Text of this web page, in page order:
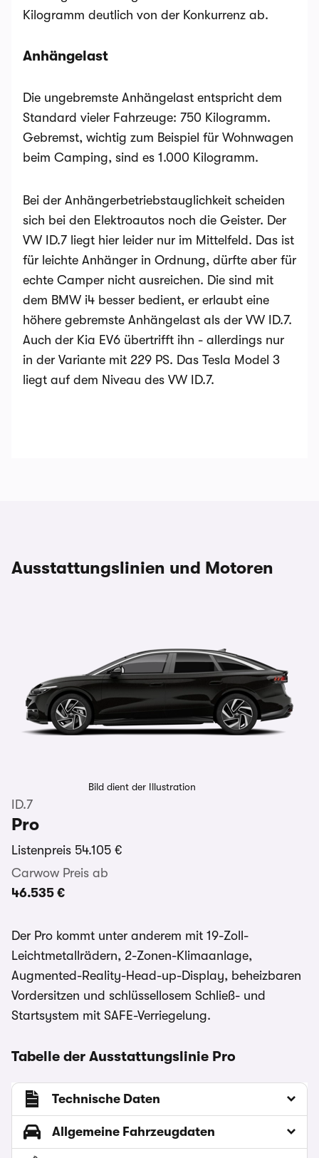
Kilogramm deutlich von der Konkurrenz ab.
Anhängelast
Die ungebremste Anhängelast entspricht dem
Standard vieler Fahrzeuge: 750 Kilogramm.
Gebremst, wichtig zum Beispiel für Wohnwagen
beim Camping, sind es 1.000 Kilogramm.
Bei der Anhängerbetriebstauglichkeit scheiden
sich bei den Elektroautos noch die Geister. Der
VW ID.7 liegt hier leider nur im Mittelfeld. Das ist
für leichte Anhänger in Ordnung, dürfte aber für
echte Camper nicht ausreichen. Die sind mit
dem BMW i4 besser bedient, er erlaubt eine
höhere gebremste Anhängelast als der VW ID.7.
Auch der Kia EV6 übertrifft ihn - allerdings nur
in der Variante mit 229 PS. Das Tesla Model 3
liegt auf dem Niveau des VW ID.7.
Ausstattungslinien und Motoren
Bild dient der Illustration
ID.7
Pro
Listenpreis 54.105 €
Carwow Preis ab
46.535 €
Der Pro kommt unter anderem mit 19-Zoll-
Leichtmetallrädern, 2-Zonen-Klimaanlage,
Augmented-Reality-Head-up-Display, beheizbaren
Vordersitzen und schlüssellosem Schließ- und
Startsystem mit SAFE-Verriegelung.
Tabelle der Ausstattungslinie Pro
Technische Daten
Allgemeine Fahrzeugdaten